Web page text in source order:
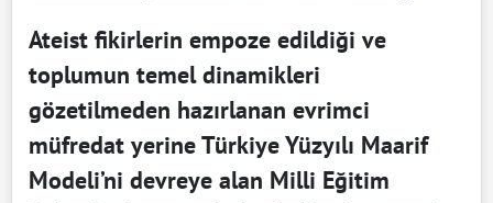
Ateist fikirlerin empoze edildiği ve
toplumun temel dinamikleri
gözetilmeden hazırlanan evrimci
müfredat yerine Türkiye Yüzyılı Maarif
Modeli’ni devreye alan Milli Eğitim